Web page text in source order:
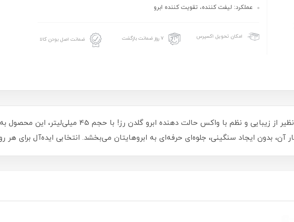
عملکرد: لیفت کننده، تقویت کننده ابرو
امکان تحویل اکسپرس ۷ روز ضمانت بازگشت ضمانت اصل بودن کالا
تجربه‌ای بی‌نظیر از زیبایی و نظم با واکس حالت دهنده ابرو
بدون ایجاد سنگینی، جلوه‌ای حرفه‌ای به ابروهایتان می‌بخشد. انتخابی ایده‌آل برای هر